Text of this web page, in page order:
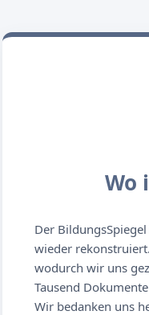
Wo
Der
wieder
wodurch wir uns
Tausend
Wir bedanken uns